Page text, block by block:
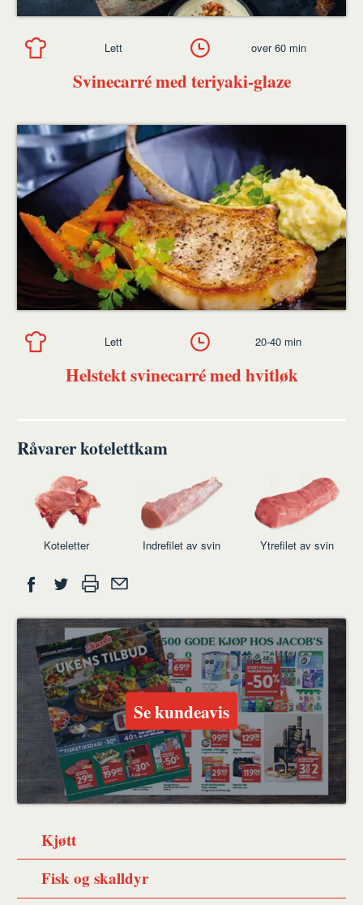
Svinecarré med teriyaki-glaze
Lett over 60 min
Helstekt svinecarré med hvitløk
Lett 20-40 min
Råvarer kotelettkam
Koteletter Indrefilet av svin Ytrefilet av svin
Del
på
Facebook
på
Twitter
ut en
venn
Se kundeavis
Kjøtt
Fisk og skalldyr